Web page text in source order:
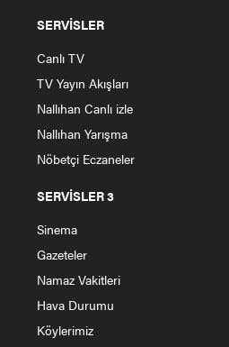
SERVİSLER
Canlı TV
TV Yayın Akışları
Nallıhan Canlı izle
Nallıhan Yarışma
Nöbetçi Eczaneler
SERVİSLER 3
Sinema
Gazeteler
Namaz Vakitleri
Hava Durumu
Köylerimiz